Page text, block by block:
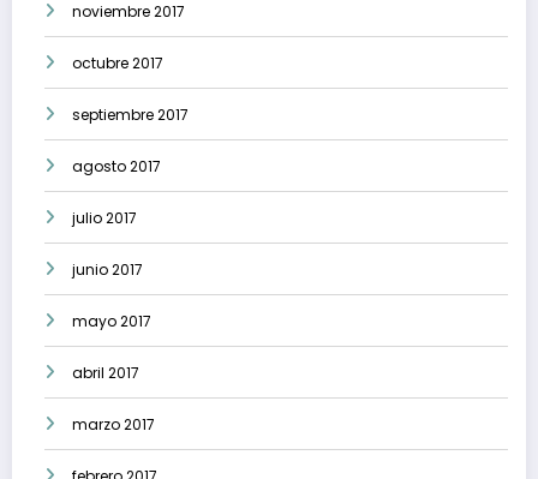
noviembre 2017
octubre 2017
septiembre 2017
agosto 2017
julio 2017
junio 2017
mayo 2017
abril 2017
marzo 2017